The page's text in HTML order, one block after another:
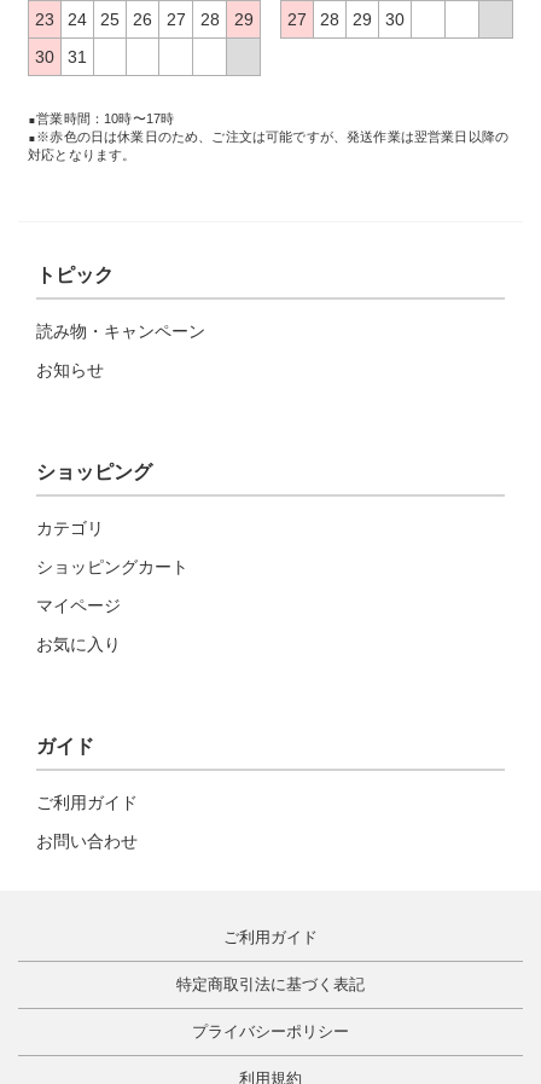
23
24 25 26 27 28
29
30
31
27
28 29 30
営業時間：10時〜17時
※赤色の日は休業日のため、ご注文は可能ですが、発送作業は翌営業日以降の
対応となります。
トピック
読み物・キャンペーン
お知らせ
ショッピング
カテゴリ
ショッピングカート
マイページ
お気に入り
ガイド
ご利用ガイド
お問い合わせ
ご利用ガイド
特定商取引法に基づく表記
プライバシーポリシー
利用規約